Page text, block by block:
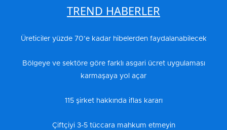
TREND HABERLER
Üreticiler yüzde 70’e kadar hibelerden faydalanabilecek
Bölgeye ve sektöre göre farklı asgari ücret uygulaması
karmaşaya yol açar
115 şirket hakkında iflas kararı
Çiftçiyi 3-5 tüccara mahkum etmeyin